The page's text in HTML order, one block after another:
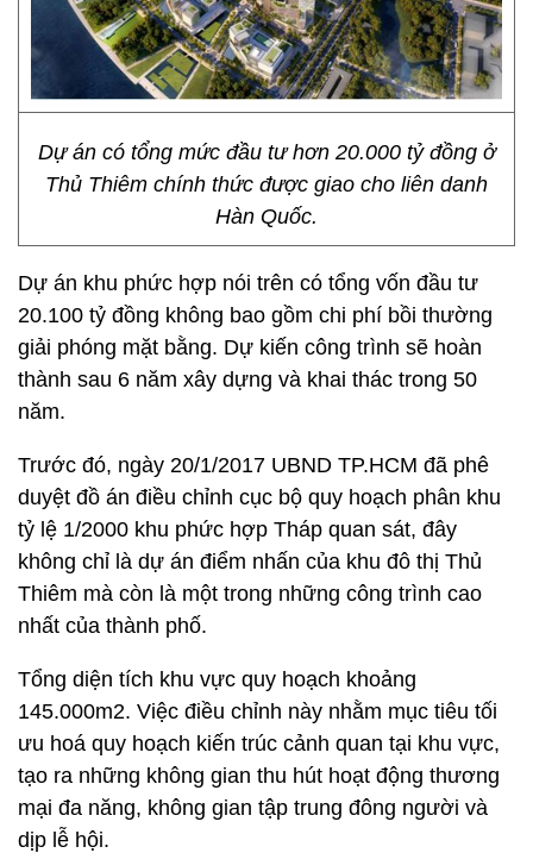
Dự án có tổng mức đầu tư hơn 20.000 tỷ đồng ở
Thủ Thiêm chính thức được giao cho liên danh
Hàn Quốc.
Dự án khu phức hợp nói trên có tổng vốn đầu tư
20.100 tỷ đồng không bao gồm chi phí bồi thường
giải phóng mặt bằng. Dự kiến công trình sẽ hoàn
thành sau 6 năm xây dựng và khai thác trong 50
năm.
Trước đó, ngày 20/1/2017 UBND TP.HCM đã phê
duyệt đồ án điều chỉnh cục bộ quy hoạch phân khu
tỷ lệ 1/2000 khu phức hợp Tháp quan sát, đây
không chỉ là dự án điểm nhấn của khu đô thị Thủ
Thiêm mà còn là một trong những công trình cao
nhất của thành phố.
Tổng diện tích khu vực quy hoạch khoảng
145.000m2. Việc điều chỉnh này nhằm mục tiêu tối
ưu hoá quy hoạch kiến trúc cảnh quan tại khu vực,
tạo ra những không gian thu hút hoạt động thương
mại đa năng, không gian tập trung đông người và
dịp lễ hội.